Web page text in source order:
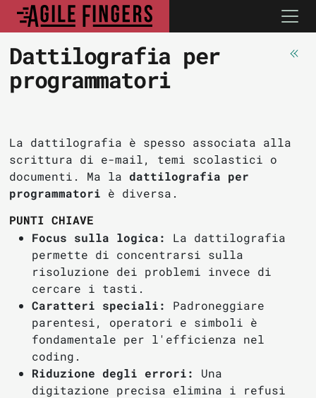
Dattilografia per
programmatori
La dattilografia è spesso associata alla
scrittura di e-mail, temi scolastici o
documenti. Ma la dattilografia per
programmatori è diversa.
PUNTI CHIAVE
Focus sulla logica:
La dattilografia
permette di concentrarsi sulla
risoluzione dei problemi invece di
cercare i tasti.
Caratteri speciali:
Padroneggiare
parentesi, operatori e simboli è
fondamentale per l'efficienza nel
coding.
Riduzione degli errori:
Una
digitazione precisa elimina i refusi